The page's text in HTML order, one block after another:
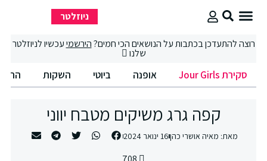
ניוזלטר
רוצה להתעדכן בכתבות על הנושאים הכי חמים?הירשמיעכשיו לניוזלטר
שלנו
סקירת Jour Girls אופנה ביוטי השקות
קפה גרג משיקים מטבח יווני
מאת: מאיה אושרי כהן16 ינואר 2024